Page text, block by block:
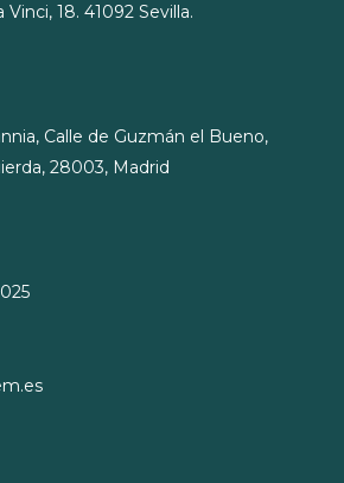
18. 41092 Sevilla.
Calle de Guzmán el Bueno,
28003, Madrid